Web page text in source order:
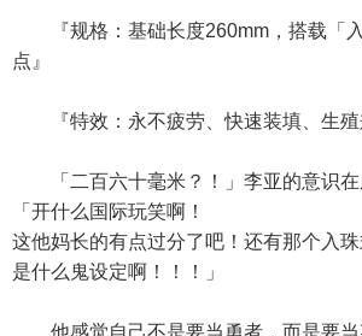
『规格：基础长度260mm，搭载「
点』
『特效：永不疲劳、快速装填、生殖
「二百六十毫米？！」李亚的意识在
「开什么国际玩笑啊！
这他妈长的有点过分了吧！还有那个入
是什么鬼设定啊！！！」
他感觉自己不是要当勇者，而是要当